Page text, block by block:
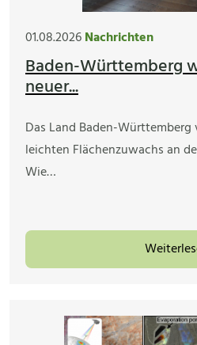
01.08.2026Nachrichten
Baden-Württemberg
neuer...
Das Land Baden-
leichten Flächenzuwachs an
Wie…